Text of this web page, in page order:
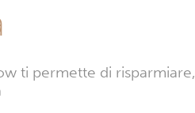
ti permette di risparmiare,